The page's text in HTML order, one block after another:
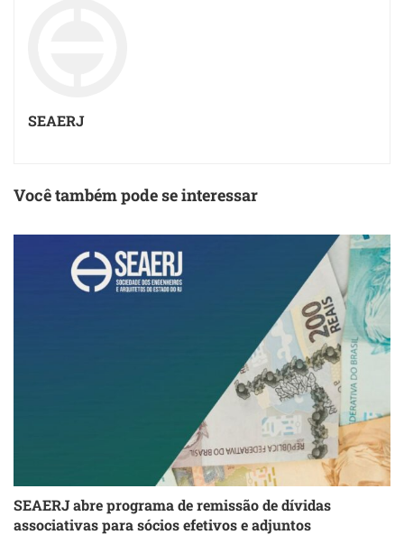
SEAERJ
Você também pode se interessar
SEAERJ abre programa de remissão de dívidas
associativas para sócios efetivos e adjuntos